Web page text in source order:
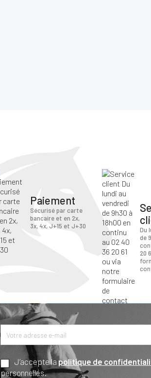
Paiement
Sécurisé par carte
bancaire et en 2x,
3x, 4x, J+15 et J+30
Du
de
20
J’accepte la politique de
personnelles.